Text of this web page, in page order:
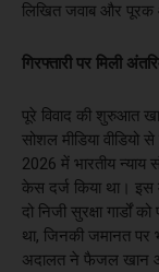
लिखित जवाब और पूरक
गिरफ्तारी पर मिली
पूरे विवाद की शुरुआत
सोशल मीडिया
2026 में भारतीय न्याय
केस दर्ज किया था। इस
दो निजी सुरक्षा गार्डों
था, जिनकी जमानत पर
अदालत ने फैजल खान